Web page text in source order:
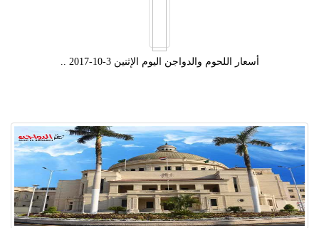
أسعار اللحوم والدواجن اليوم الإثنين 3-10-2017 ..